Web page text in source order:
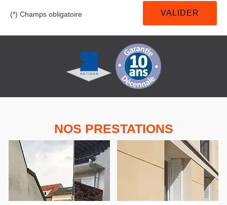
(*) Champs obligatoire
NOS PRESTATIONS